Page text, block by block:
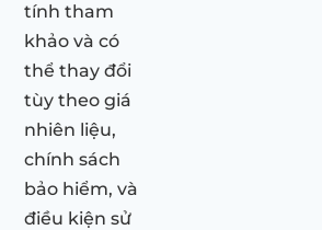
tính tham
khảo và có
thể thay đổi
tùy theo giá
nhiên liệu,
chính sách
bảo hiểm, và
điều kiện sử